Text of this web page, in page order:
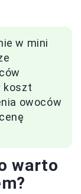
w mini
koszt
owoców
warto